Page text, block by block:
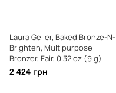
Laura Geller, Baked Bronze-N-
Brighten, Multipurpose
Bronzer, Fair, 0.32 oz (9 g)
2 424 грн